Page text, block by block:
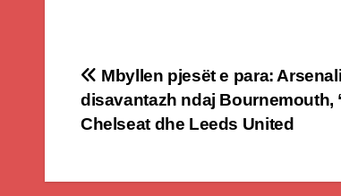
Post
navigation
Mbyllen pjesët e para:
disavantazh ndaj Bournemouth,
Chelseat dhe Leeds United